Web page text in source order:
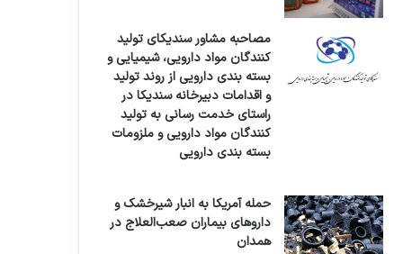
مصاحبه مشاور سندیکای تولید
کنندگان مواد دارویی، شیمیایی و
بسته بندی دارویی از روند تولید
و اقدامات دبیرخانه سندیکا در
راستای خدمت رسانی به تولید
کنندگان مواد دارویی و ملزومات
بسته بندی دارویی
حمله آمریکا به انبار شیرخشک و
داروهای بیماران صعب‌العلاج در
همدان